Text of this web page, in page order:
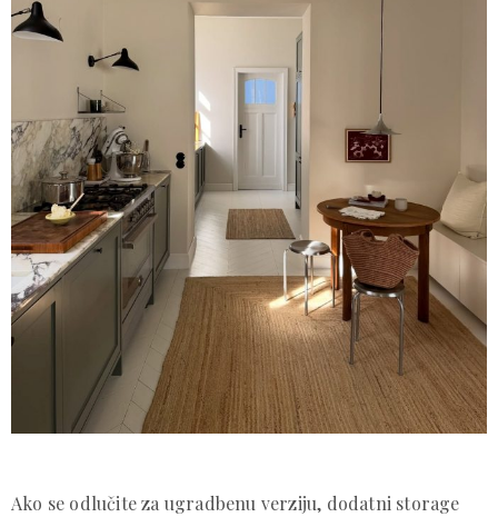
Ako se odlučite za ugradbenu verziju, dodatni storage